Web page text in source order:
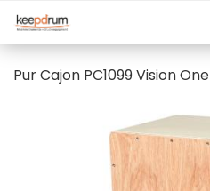
Pur Cajon PC1099 Vision